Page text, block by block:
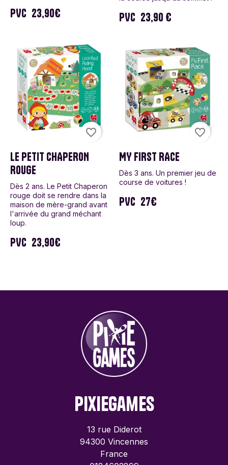
PVC 23,90€ PVC 23,90 €
LE PETIT CHAPERON
ROUGE
Dès 2 ans. Le Petit Chaperon
rouge doit se rendre dans la
maison de mère-grand avant
l'arrivée du grand méchant
loup.
PVC 23,90€
favorite_border
MY FIRST RACE
Dès 3 ans. Un premier jeu de
course de voitures !
PVC 27€
favorite_border
PixieGames
13 rue Diderot
94300 Vincennes
France